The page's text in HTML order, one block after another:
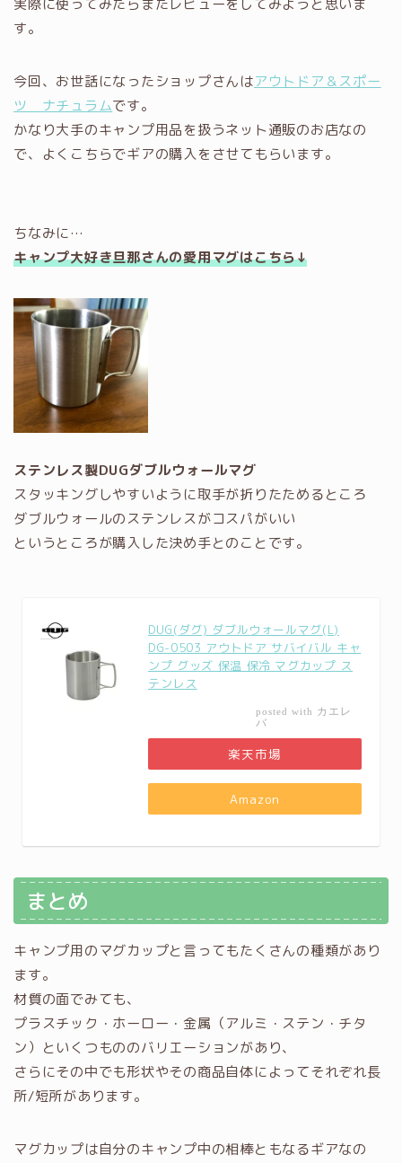
実際に使ってみたらまたレビューをしてみようと思いま
す。
今回、お世話になったショップさんはアウトドア＆スポー
ツ ナチュラムです。
かなり大手のキャンプ用品を扱うネット通販のお店なの
で、よくこちらでギアの購入をさせてもらいます。
ちなみに…
キャンプ大好き旦那さんの愛用マグはこちら↓
ステンレス製DUGダブルウォールマグ
スタッキングしやすいように取手が折りたためるところ
ダブルウォールのステンレスがコスパがいい
というところが購入した決め手とのことです。
DUG(ダグ) ダブルウォールマグ(L)
DG-0503 アウトドア サバイバル キャ
ンプ グッズ 保温 保冷 マグカップ ス
テンレス
posted with カエレ
バ
楽天市場
Amazon
まとめ
キャンプ用のマグカップと言ってもたくさんの種類があり
ます。
材質の面でみても、
プラスチック・ホーロー・金属（アルミ・ステン・チタ
ン）といくつもののバリエーションがあり、
さらにその中でも形状やその商品自体によってそれぞれ長
所/短所があります。
マグカップは自分のキャンプ中の相棒ともなるギアなの